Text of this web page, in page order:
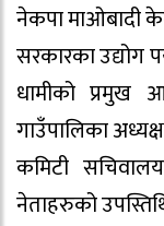
नेकपा माओबादी
सरकारका उद्योग
धामीको प्रमुख
गाउँपालिका
कमिटी
नेताहरुको